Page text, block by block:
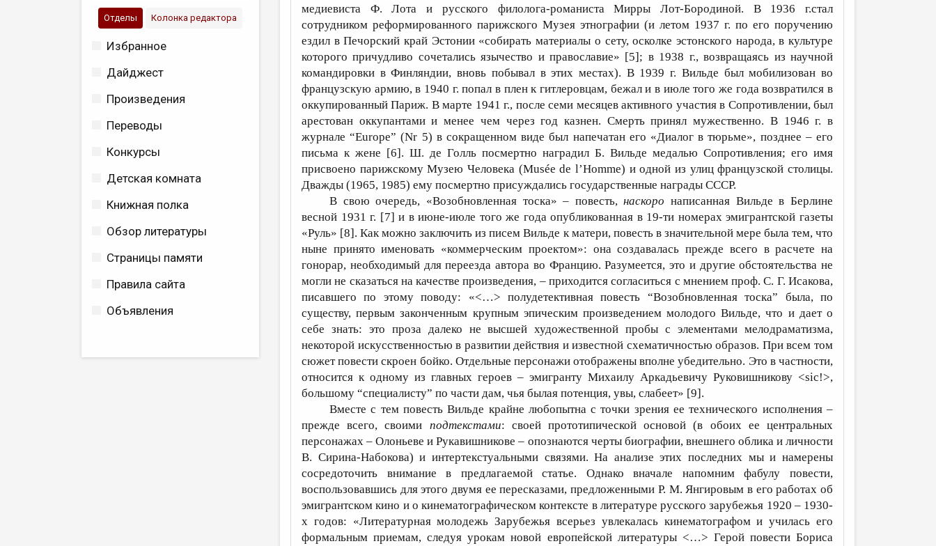
Отделы Колонка редактора
Избранное
Дайджест
Произведения
Переводы
Конкурсы
Детская комната
Книжная полка
Обзор литературы
Страницы памяти
Правила сайта
Объявления
медиевиста Ф. Лота и русского филолога-романиста Мирры Лот-Бородиной. В 1936 г.стал
сотрудником реформированного парижского Музея этнографии (и летом 1937 г. по его поручению
ездил в Печорский край Эстонии «собирать материалы о сету, осколке эстонского народа, в культуре
которого причудливо сочетались язычество и православие» [5]; в 1938 г., возвращаясь из научной
командировки в Финляндии, вновь побывал в этих местах). В 1939 г. Вильде был мобилизован во
французскую армию, в 1940 г. попал в плен к гитлеровцам, бежал и в июле того же года возвратился в
оккупированный Париж. В марте 1941 г., после семи месяцев активного участия в Сопротивлении, был
арестован оккупантами и менее чем через год казнен. Смерть принял мужественно. В 1946 г. в
журнале “Europe” (Nr 5) в сокращенном виде был напечатан его «Диалог в тюрьме», позднее – его
письма к жене [6]. Ш. де Голль посмертно наградил Б. Вильде медалью Сопротивления; его имя
присвоено парижскому Музею Человека (Musée de l’Homme) и одной из улиц французской столицы.
Дважды (1965, 1985) ему посмертно присуждались государственные награды СССР.
В свою очередь, «Возобновленная тоска» – повесть,наскоро написанная Вильде в Берлине
весной 1931 г. [7] и в июне-июле того же года опубликованная в 19-ти номерах эмигрантской газеты
«Руль» [8]. Как можно заключить из писем Вильде к матери, повесть в значительной мере была тем, что
ныне принято именовать «коммерческим проектом»: она создавалась прежде всего в расчете на
гонорар, необходимый для переезда автора во Францию. Разумеется, это и другие обстоятельства не
могли не сказаться на качестве произведения, – приходится согласиться с мнением проф. С. Г. Исакова,
писавшего по этому поводу: «<…> полудетективная повесть “Возобновленная тоска” была, по
существу, первым законченным крупным эпическим произведением молодого Вильде, что и дает о
себе знать: это проза далеко не высшей художественной пробы с элементами мелодраматизма,
некоторой искусственностью в развитии действия и известной схематичностью образов. При всем том
сюжет повести скроен бойко. Отдельные персонажи отображены вполне убедительно. Это в частности,
относится к одному из главных героев – эмигранту Михаилу Аркадьевичу Руковишникову <sic!>,
большому “специалисту” по части дам, чья былая потенция, увы, слабеет» [9].
Вместе с тем повесть Вильде крайне любопытна с точки зрения ее технического исполнения –
прежде всего, своими подтекстами: своей прототипической основой (в обоих ее центральных
персонажах – Олоньеве и Рукавишникове – опознаются черты биографии, внешнего облика и личности
В. Сирина-Набокова) и интертекстуальными связями. На анализе этих последних мы и намерены
сосредоточить внимание в предлагаемой статье. Однако вначале напомним фабулу повести,
воспользовавшись для этого двумя ее пересказами, предложенными Р. М. Янгировым в его работах об
эмигрантском кино и о кинематографическом контексте в литературе русского зарубежья 1920 – 1930-
х годов: «Литературная молодежь Зарубежья всерьез увлекалась кинематографом и училась его
формальным приемам, следуя урокам новой европейской литературы <…> Герой повести Бориса